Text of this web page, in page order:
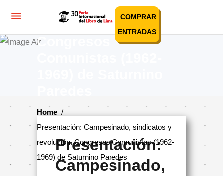
COMPRAR
ENTRADAS
sindicatos y
revolución.
Congresos
Home /
Presentación: Campesinado, sindicatos y
revolución. Congresos Comunistas (1962-
1969) de Saturnino Paredes
Presentación:
Campesinado,